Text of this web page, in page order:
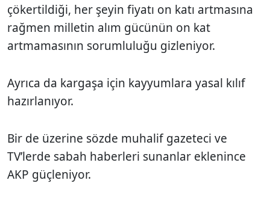
çökertildiği, her şeyin fiyatı on katı artmasına
rağmen milletin alım gücünün on kat
artmamasının sorumluluğu gizleniyor.
Ayrıca da kargaşa için kayyumlara yasal kılıf
hazırlanıyor.
Bir de üzerine sözde muhalif gazeteci ve
TV’lerde sabah haberleri sunanlar eklenince
AKP güçleniyor.